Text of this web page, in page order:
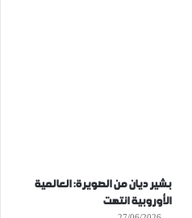
بشير ديان من الصويرة: العالمية
الأوروبية انتهت